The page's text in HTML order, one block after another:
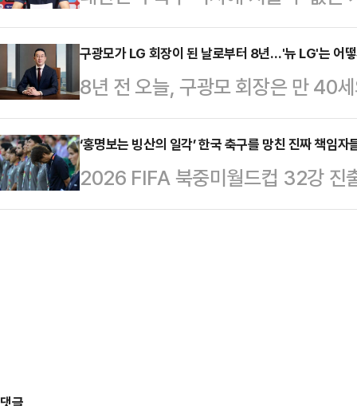
건물 옥상에서…
요소라는 의미다.캐나다가 유지보
존 4척 규모였던 잠수함 전력을 최
다. 잠수함 숫자는 세 배로 늘어나
야 하는 만큼, 캐…
간까지 축구팬들 가슴에 대못을 박
체제의 2026 북중미월드컵에서
를 받아 들었지만, 그 어디에서도
코 과달라하라에서 진행된 사퇴의
극치로 얼룩졌다.기자회견의 막은
사과로 시작됐다. 하지만 이는 축구
형식적인 반성문에 …
구광모가 LG 회장이 된 날로부터 8년…'뉴 LG'는 어
8년 전 오늘, 구광모 회장은 만 40
구본무 선대회장이 별세한 지 40일
판에 "고객가치 창조, 인간 존중, 정
승해 발전시키고 변화가 필요한 부
를 남기는 것으로 시작했다.LG그
‘홍명보는 빙산의 일각’ 한국 축구를 망친 진짜 책임자
2026 FIFA 북중미월드컵 32강 진
성난 여론의 화살이 홍명보 감독을